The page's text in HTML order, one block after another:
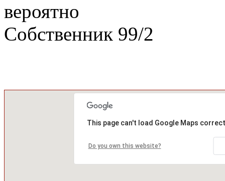
вероятно
Собственник 99/2
This page can't load Google Maps
Do you own this website?